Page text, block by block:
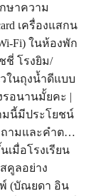
ษาความ
เครื่องแสกน
Fi) ในห้องพัก
ชี่ โรงยิม/
วในถุงน้ำดีแบบ
รอนานมั้ยคะ |
มนี้มีประโยชน์
ามและคำต…
เมื่อโรงเรียน
คูลอย่าง
(บัณยดา อิน